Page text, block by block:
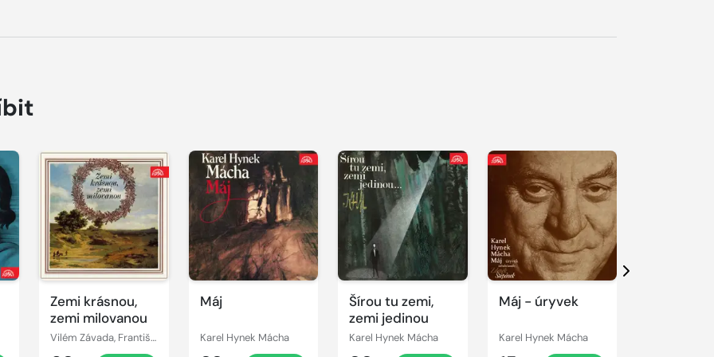
Zemi krásnou,
zemi milovanou
Vilém Závada, František Hrubín, Jaroslav Vrchlický, Josef Václav Sládek, Jan Neruda, Jiří Wolker, Karel Hynek Mácha, František Halas, Jaroslav Seifert, Karel Jaromír Erben
Přehrát
ukázku
Máj
Karel Hynek Mácha
Přehrát
ukázku
Šírou tu zemi,
zemi jedinou
Karel Hynek Mácha
Přehrát
ukázku
Máj - úryvek
Karel Hynek Mácha
Přehrát
ukázku
Další